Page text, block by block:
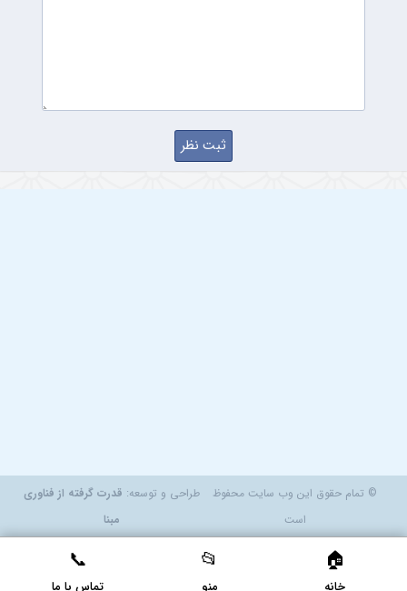
خانه منو تماس با ما
© تمام حقوق این وب سایت محفوظ
است
طراحی و توسعه: قدرت گرفته از فناوری
مبنا